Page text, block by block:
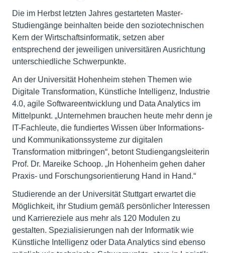
Die im Herbst letzten Jahres gestarteten Master-
Studiengänge beinhalten beide den soziotechnischen
Kern der Wirtschaftsinformatik, setzen aber
entsprechend der jeweiligen universitären Ausrichtung
unterschiedliche Schwerpunkte.
An der Universität Hohenheim stehen Themen wie
Digitale Transformation, Künstliche Intelligenz, Industrie
4.0, agile Softwareentwicklung und Data Analytics im
Mittelpunkt. „Unternehmen brauchen heute mehr denn je
IT-Fachleute, die fundiertes Wissen über Informations-
und Kommunikationssysteme zur digitalen
Transformation mitbringen“, betont Studiengangsleiterin
Prof. Dr. Mareike Schoop. „In Hohenheim gehen daher
Praxis- und Forschungsorientierung Hand in Hand.“
Studierende an der Universität Stuttgart erwartet die
Möglichkeit, ihr Studium gemäß persönlicher Interessen
und Karriereziele aus mehr als 120 Modulen zu
gestalten. Spezialisierungen nah der Informatik wie
Künstliche Intelligenz oder Data Analytics sind ebenso